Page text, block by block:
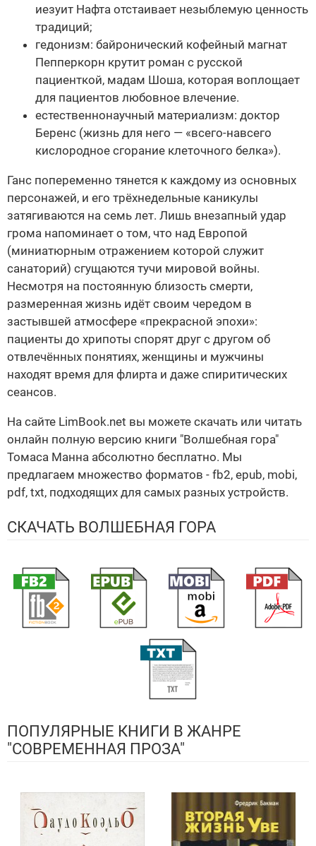
иезуит Нафта отстаивает незыблемую ценность
традиций;
гедонизм: байронический кофейный магнат
Пепперкорн крутит роман с русской
пациенткой, мадам Шоша, которая воплощает
для пациентов любовное влечение.
естественнонаучный материализм: доктор
Беренс (жизнь для него — «всего-навсего
кислородное сгорание клеточного белка»).
Ганс попеременно тянется к каждому из основных
персонажей, и его трёхнедельные каникулы
затягиваются на семь лет. Лишь внезапный удар
грома напоминает о том, что над Европой
(миниатюрным отражением которой служит
санаторий) сгущаются тучи мировой войны.
Несмотря на постоянную близость смерти,
размеренная жизнь идёт своим чередом в
застывшей атмосфере «прекрасной эпохи»:
пациенты до хрипоты спорят друг с другом об
отвлечённых понятиях, женщины и мужчины
находят время для флирта и даже спиритических
сеансов.
На сайте LimBook.net вы можете скачать или читать
онлайн полную версию книги "Волшебная гора"
Томаса Манна абсолютно бесплатно. Мы
предлагаем множество форматов - fb2, epub, mobi,
pdf, txt, подходящих для самых разных устройств.
СКАЧАТЬ ВОЛШЕБНАЯ ГОРА
ПОПУЛЯРНЫЕ КНИГИ В ЖАНРЕ
"СОВРЕМЕННАЯ ПРОЗА"